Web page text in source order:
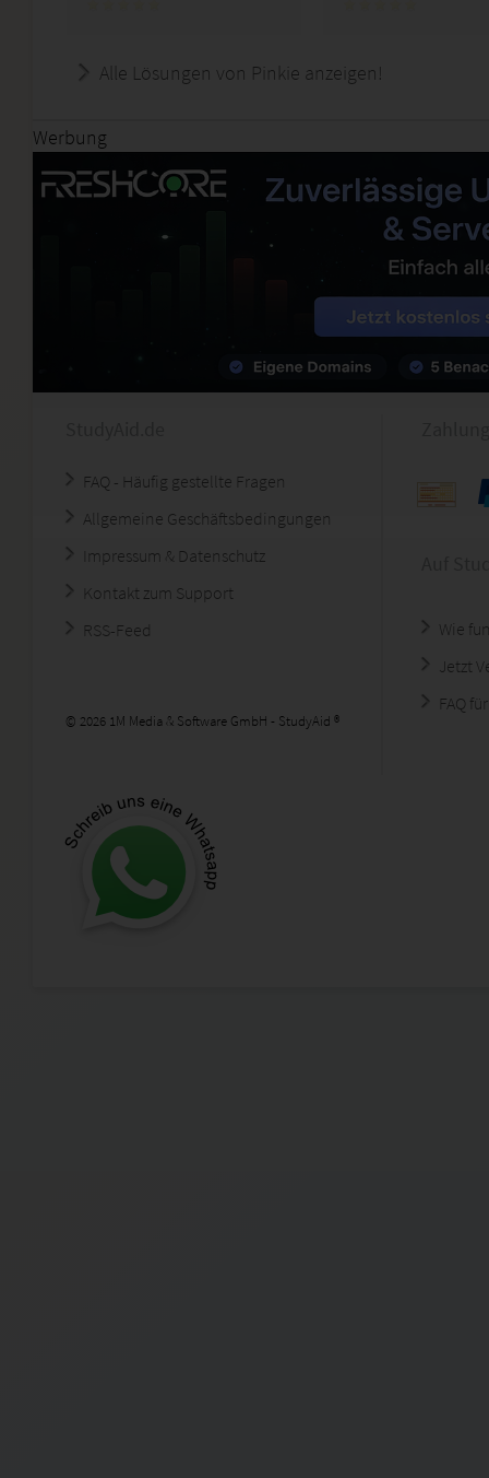
Alle Lösungen von Pinkie anzeigen!
Werbung
FAQ - Häufig gestellte Fragen
Allgemeine Geschäftsbedingungen
Impressum & Datenschutz
Kontakt zum Support
RSS-Feed
© 2026 1M Media & Software GmbH - StudyAid ®
Wie
Jetzt
FAQ